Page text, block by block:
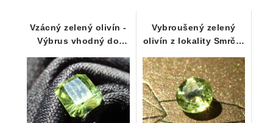
Vzácný zelený olivín -
Výbrus vhodný do
Vybroušený zelený
olivín z lokality Smrčí -